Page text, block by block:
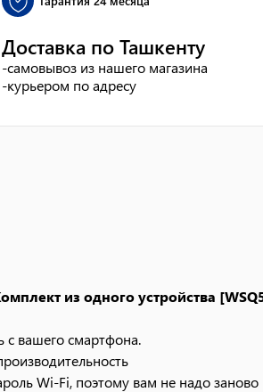
из одного устройства
с вашего смартфона.
Wi-Fi, поэтому вам не надо
Доставка по Ташкенту
-самовывоз из нашего магазина
-курьером по адресу